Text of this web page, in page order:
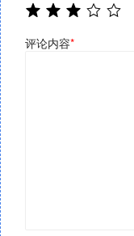
评论内容*